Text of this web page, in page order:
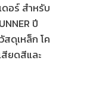
อร์ สำหรับ
ปี
ดุเหล็ก โค
ยดสีและ